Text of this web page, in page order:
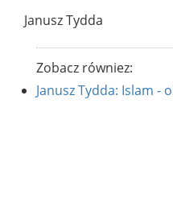
Janusz Tydda
Zobacz równiez:
Janusz Tydda: Islam -